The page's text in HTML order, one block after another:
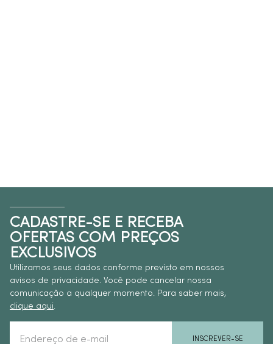
CADASTRE-SE E RECEBA
OFERTAS COM PREÇOS
EXCLUSIVOS
Utilizamos seus dados conforme previsto em nossos
avisos de privacidade. Você pode cancelar nossa
comunicação a qualquer momento. Para saber mais,
clique aqui.
INSCREVER-SE